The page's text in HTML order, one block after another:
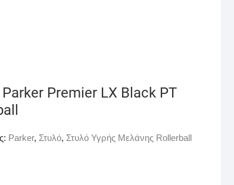
Premier LX Black ΡΤ
Parker, Στυλό, Στυλό Υγρής Μελάνης Rollerball